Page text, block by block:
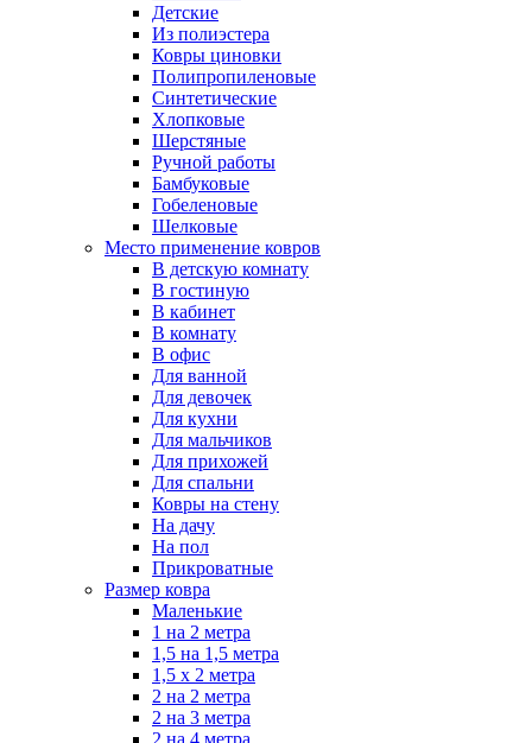
Детские
Из полиэстера
Ковры циновки
Полипропиленовые
Синтетические
Хлопковые
Шерстяные
Ручной работы
Бамбуковые
Гобеленовые
Шелковые
Место применение ковров
В детскую комнату
В гостиную
В кабинет
В комнату
В офис
Для ванной
Для девочек
Для кухни
Для мальчиков
Для прихожей
Для спальни
Ковры на стену
На дачу
На пол
Прикроватные
Размер ковра
Маленькие
1 на 2 метра
1,5 на 1,5 метра
1,5 х 2 метра
2 на 2 метра
2 на 3 метра
2 на 4 метра